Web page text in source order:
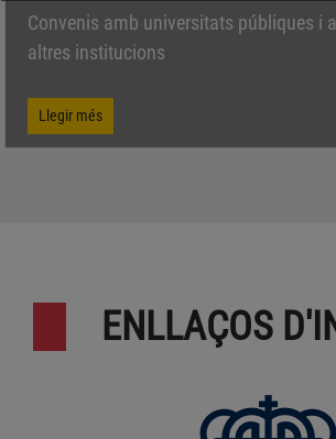
Convenis amb universitats públiques i
altres institucions
Llegir més
ENLLAÇOS